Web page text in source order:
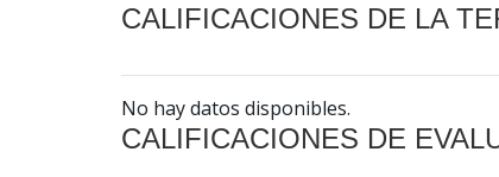
CALIFICACIONES DE LA
No hay datos disponibles.
CALIFICACIONES DE